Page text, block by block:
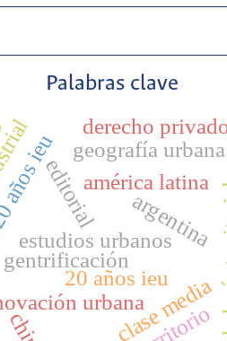
Palabras clave
editorial
ieu
estudios urbanos
20 años ieu
américa latina
geografía urbana
urbana
argentina
clase media
derecho
gentrificación